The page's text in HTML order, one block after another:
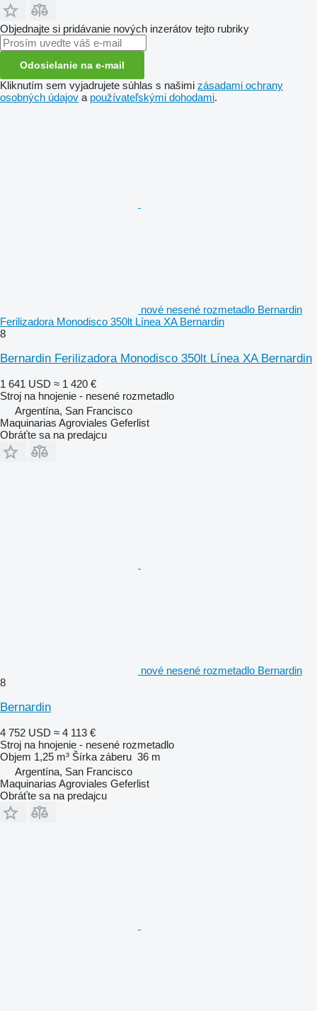
Objednajte si pridávanie nových inzerátov tejto rubriky
Odosielanie na e-mail
Kliknutím sem vyjadrujete súhlas s našimi zásadami ochrany
osobných údajov a používateľskými dohodami.
nové nesené rozmetadlo Bernardin
Ferilizadora Monodisco 350lt Línea XA Bernardin
8
Bernardin Ferilizadora Monodisco 350lt Línea XA Bernardin
1 641 USD ≈ 1 420 €
Stroj na hnojenie - nesené rozmetadlo
Argentína, San Francisco
Maquinarias Agroviales Geferlist
Obráťte sa na predajcu
nové nesené rozmetadlo Bernardin
8
Bernardin
4 752 USD ≈ 4 113 €
Stroj na hnojenie - nesené rozmetadlo
Objem 1,25 m³ Šírka záberu 36 m
Argentína, San Francisco
Maquinarias Agroviales Geferlist
Obráťte sa na predajcu